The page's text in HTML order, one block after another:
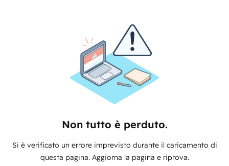
Non tutto è perduto.
Si è verificato un errore imprevisto durante il caricamento di
questa pagina. Aggiorna la pagina e riprova.